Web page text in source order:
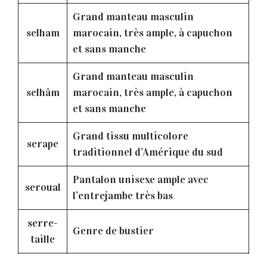
selham
Grand manteau masculin
marocain, très ample, à capuchon
et sans manche
selhâm
Grand manteau masculin
marocain, très ample, à capuchon
et sans manche
serape
Grand tissu multicolore
traditionnel d’Amérique du sud
seroual
Pantalon unisexe ample avec
l’entrejambe très bas
serre-
taille
Genre de bustier